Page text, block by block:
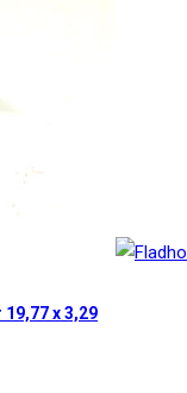
x 3,29